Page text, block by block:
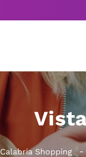
Calabria Shopping